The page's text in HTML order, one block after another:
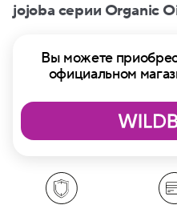
jojoba серии Organic
Вы можете
официальном